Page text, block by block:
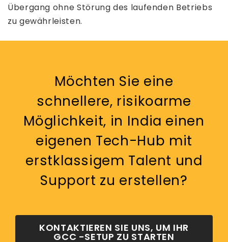
Übergang ohne Störung des laufenden Betriebs
zu gewährleisten.
Möchten Sie eine
schnellere, risikoarme
Möglichkeit, in India einen
eigenen Tech-Hub mit
erstklassigem Talent und
Support zu erstellen?
KONTAKTIEREN SIE UNS, UM IHR
GCC -SETUP ZU STARTEN